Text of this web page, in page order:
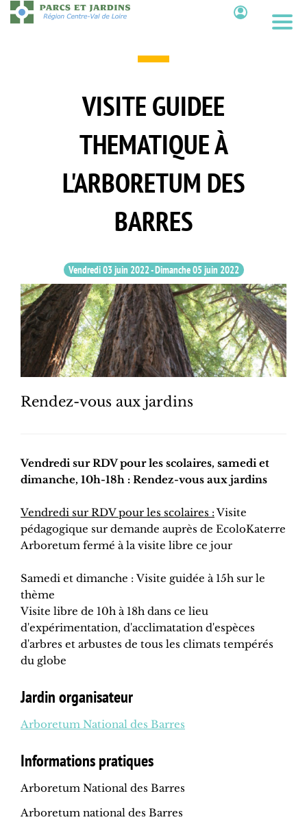
Aller
au
VISITE GUIDEE
THEMATIQUE À
L'ARBORETUM DES
BARRES
Vendredi 03 juin 2022-Dimanche 05 juin 2022
Rendez-vous aux jardins
Vendredi sur RDV pour les scolaires, samedi et
dimanche, 10h-18h : Rendez-vous aux jardins
Vendredi sur RDV pour les scolaires :Visite
pédagogique sur demande auprès de EcoloKaterre
Arboretum fermé à la visite libre ce jour
Samedi et dimanche : Visite guidée à 15h sur le
thème
Visite libre de 10h à 18h dans ce lieu
d'expérimentation, d'acclimatation d'espèces
d'arbres et arbustes de tous les climats tempérés
du globe
Jardin organisateur
Arboretum National des Barres
Informations pratiques
Arboretum National des Barres
Arboretum national des Barres